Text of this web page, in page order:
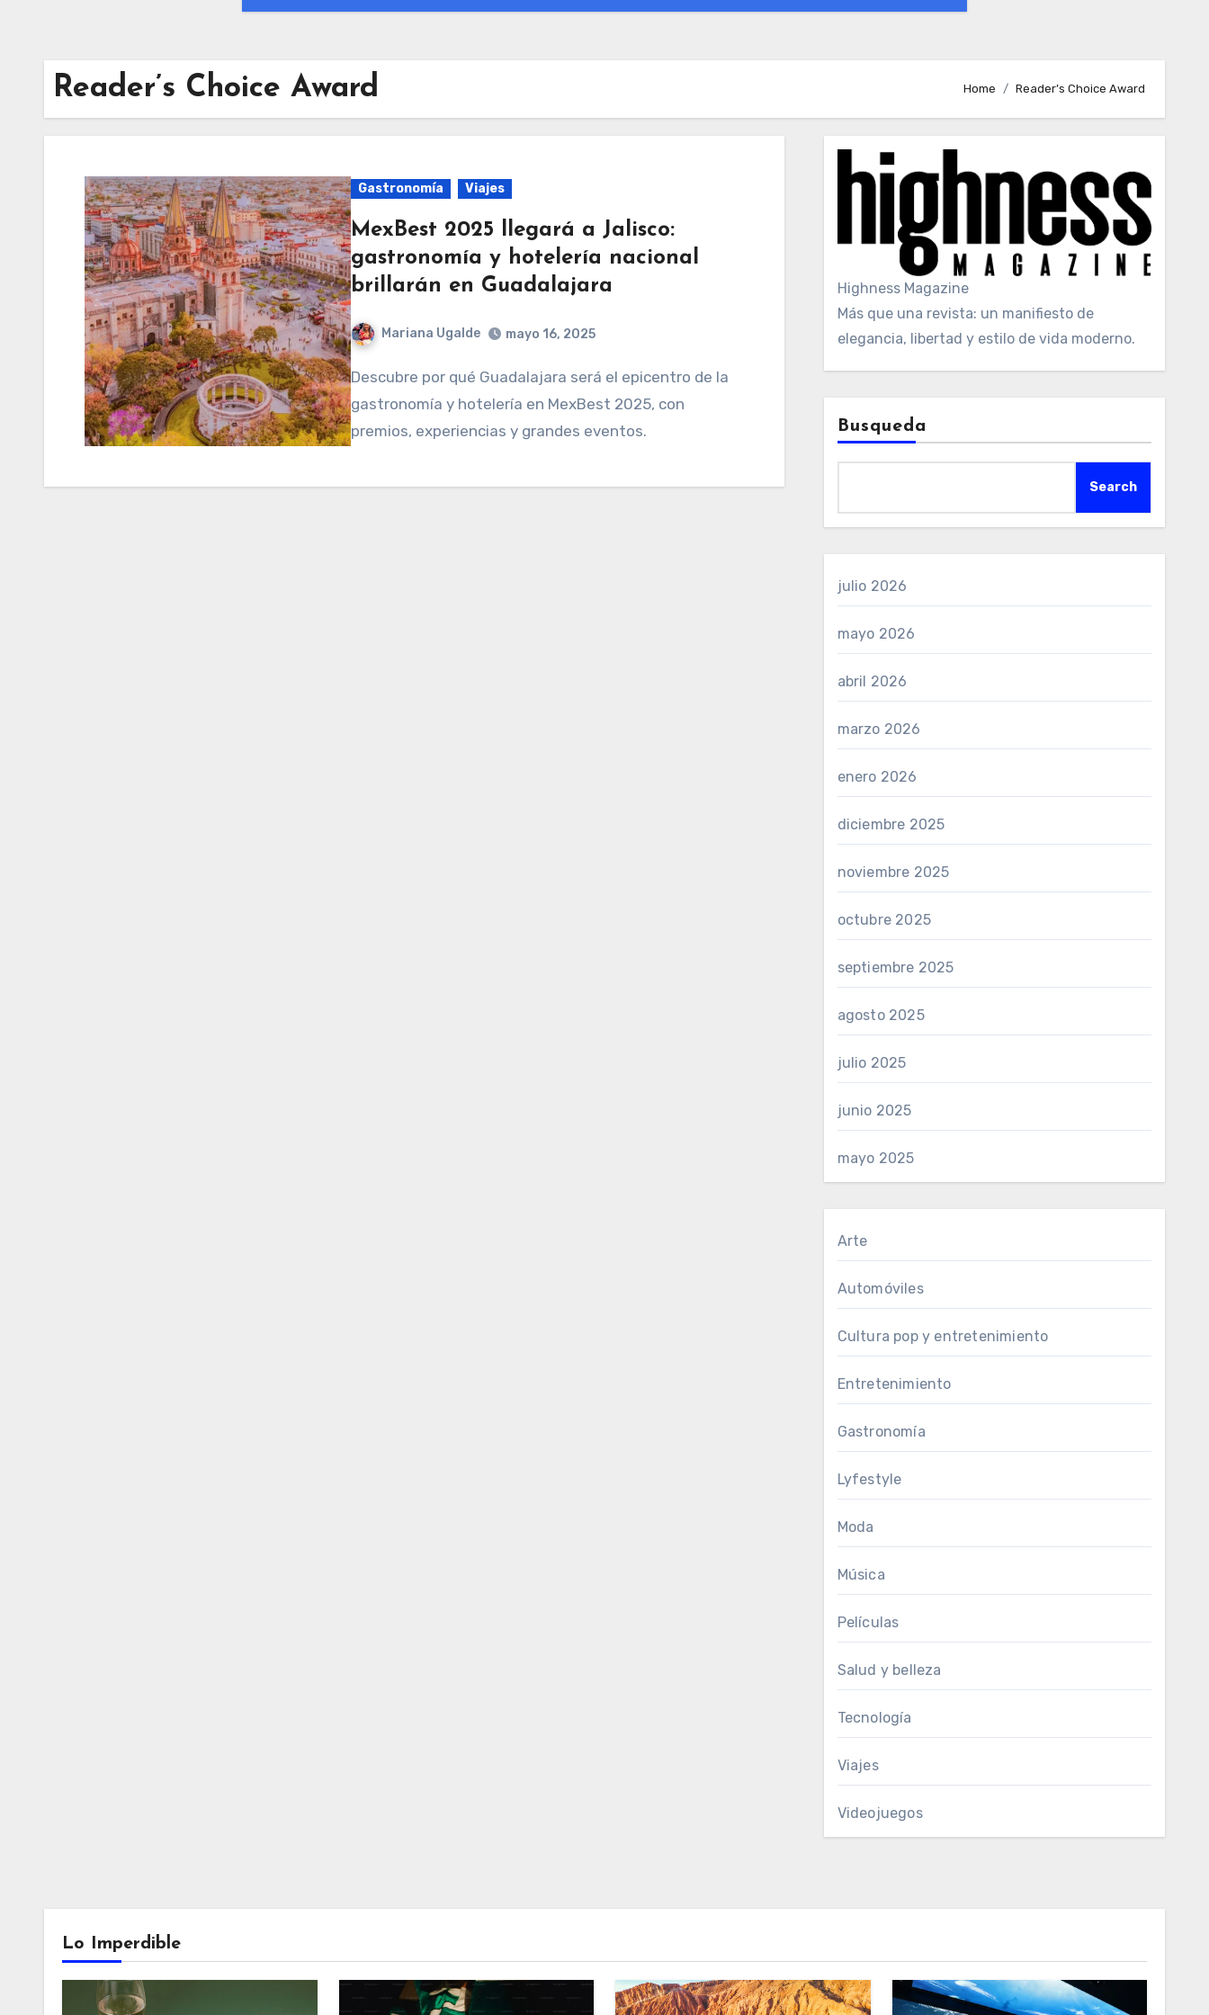
Reader’s Choice Award Home Reader’s Choice Award
Gastronomía Viajes
MexBest 2025 llegará a Jalisco:
gastronomía y hotelería nacional
brillarán en Guadalajara
Mariana Ugalde mayo 16, 2025
Descubre por qué Guadalajara será el epicentro de la
gastronomía y hotelería en MexBest 2025, con
premios, experiencias y grandes eventos.
Highness Magazine
Más que una revista: un manifiesto de
elegancia, libertad y estilo de vida moderno.
Busqueda
Search
julio 2026
mayo 2026
abril 2026
marzo 2026
enero 2026
diciembre 2025
noviembre 2025
octubre 2025
septiembre 2025
agosto 2025
julio 2025
junio 2025
mayo 2025
Arte
Automóviles
Cultura pop y entretenimiento
Entretenimiento
Gastronomía
Lyfestyle
Moda
Música
Películas
Salud y belleza
Tecnología
Viajes
Videojuegos
Lo Imperdible